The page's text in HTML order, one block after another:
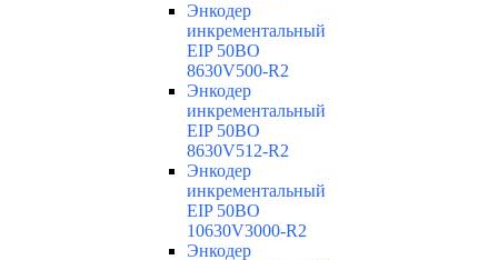
Энкодер
инкрементальный
EIP 50BO
8630V500-R2
Энкодер
инкрементальный
EIP 50BO
8630V512-R2
Энкодер
инкрементальный
EIP 50BO
10630V3000-R2
Энкодер